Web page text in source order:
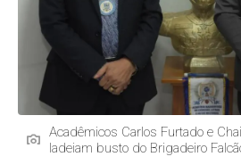
Acadêmicos Carlos Furtado e
ladeiam busto do Brigadeiro